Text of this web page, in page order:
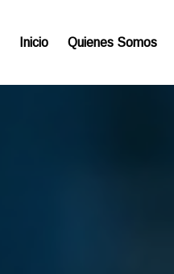
Inicio Quienes Somos